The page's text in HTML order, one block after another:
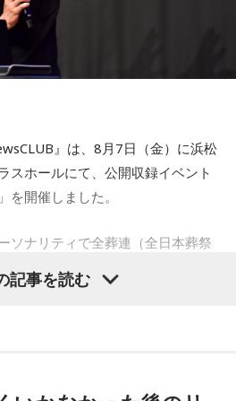
』は、8月7日（金）に浜松
スホールにて、公開収録イベント
を開催しました。
ソナリティで全葬連（全日本葬祭
ーネラルアンバサダーも務める田
山圭大郎アナウンサーが登壇。
記事を読む